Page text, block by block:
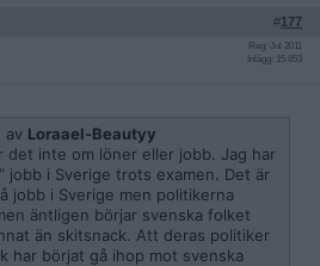
#177
Reg: Jul 2011
Inlägg: 15 853
av Loraael-Beautyy
det inte om löner eller jobb. Jag har
jobb i Sverige trots examen. Det är
jobb i Sverige men politikerna
äntligen börjar svenska folket
än skitsnack. Att deras politiker
har börjat gå ihop mot svenska